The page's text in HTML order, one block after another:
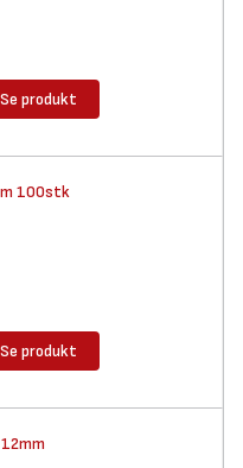
Se produkt
100stk
Se produkt